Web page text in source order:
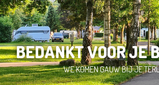
BEDANKT VOOR JE
WE KOMEN GAUW BIJ JE